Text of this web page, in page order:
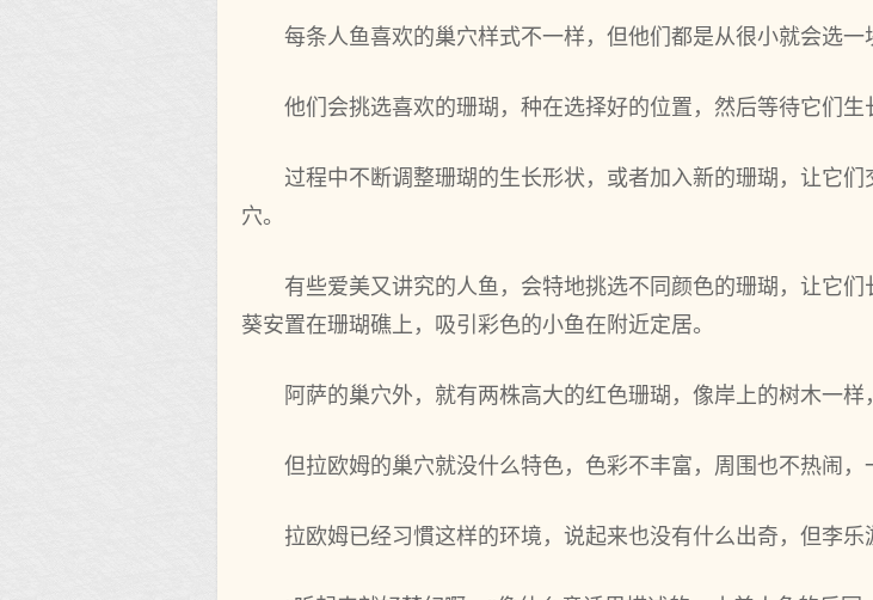
每条人鱼喜欢的巢穴样式不一样，但他们都是从很小就会选一
他们会挑选喜欢的珊瑚，种在选择好的位置，然后等待它们生
过程中不断调整珊瑚的生长形状，或者加入新的珊瑚，让它
穴。
有些爱美又讲究的人鱼，会特地挑选不同颜色的珊瑚，让它
葵安置在珊瑚礁上，吸引彩色的小鱼在附近定居。
阿萨的巢穴外，就有两株高大‌的红色珊瑚，像岸上的树木一样
但拉欧姆的巢穴就没什么特色，色彩不丰富，周围也不热闹，
拉欧姆已经习慣这样的环境，说起来也没有什么出奇，但李乐